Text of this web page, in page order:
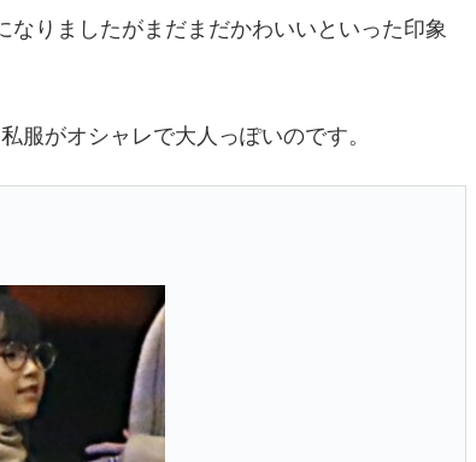
りましたがまだまだかわいいといった印象
服がオシャレで大人っぽいのです。